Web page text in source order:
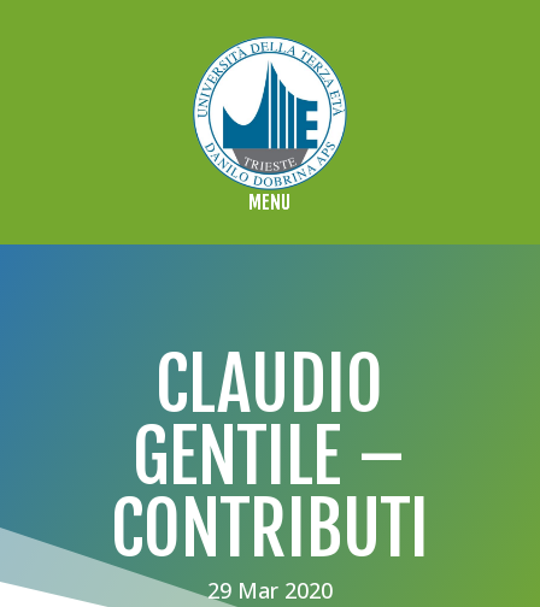
CLAUDIO
GENTILE –
CONTRIBUTI
29 Mar 2020